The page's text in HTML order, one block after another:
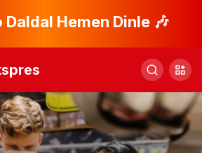
Daldal Hemen Dinle 🎶
‘aşk Paylaş